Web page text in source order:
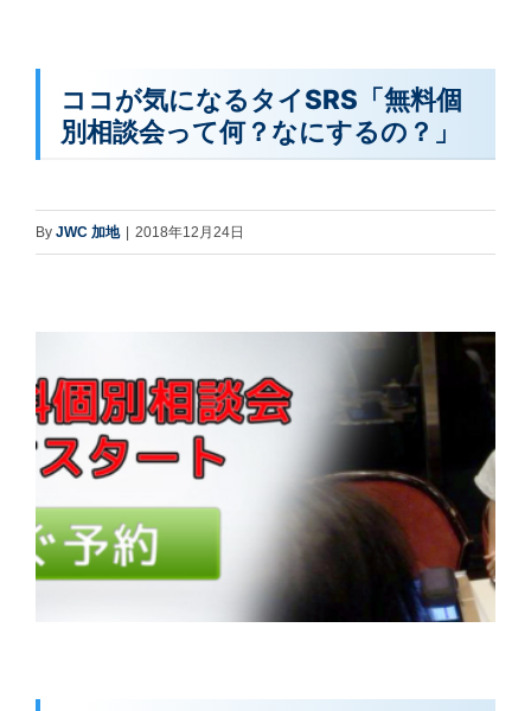
ココが気になるタイSRS「無料個
別相談会って何？なにするの？」
By JWC 加地 2018年12月24日